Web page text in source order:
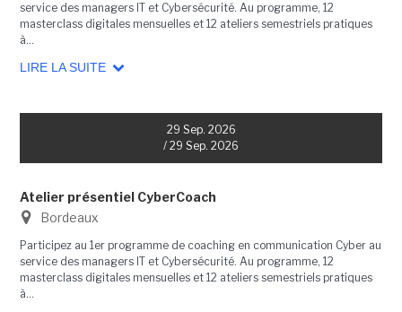
service des managers IT et Cybersécurité. Au programme, 12
masterclass digitales mensuelles et 12 ateliers semestriels pratiques
à...
LIRE LA SUITE
29 Sep. 2026
/ 29 Sep. 2026
Atelier présentiel CyberCoach
Bordeaux
Participez au 1er programme de coaching en communication Cyber au
service des managers IT et Cybersécurité. Au programme, 12
masterclass digitales mensuelles et 12 ateliers semestriels pratiques
à...